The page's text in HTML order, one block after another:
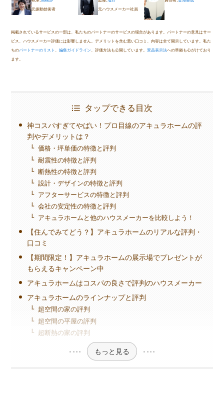
元振動技術者
元ハウスメーカー社員
掲載されているサービスの一部は、私たちのパートナーのサービスの場合があります。パートナーの意見はサー
ビス、ハウスメーカー評価には影響しません。デメリットを含む悪い口コミ、内容は全て開示しています。私た
ちのパートナーのリスト 、編集ガイドライン 、評価方法も公開しています。景品表示法への準拠も心がけており
ます。
タップできる目次
神コスパすぎてやばい！プロ目線のアキュラホームの評
判やデメリットは？
価格・坪単価の特徴と評判
耐震性の特徴と評判
断熱性の特徴と評判
設計・デザインの特徴と評判
アフターサービスの特徴と評判
会社の安定性の特徴と評判
アキュラホームと他のハウスメーカーを比較しよう！
【住んでみてどう？】アキュラホームのリアルな評判・
口コミ
【期間限定！】アキュラホームの展示場でプレゼントが
もらえるキャンペーン中
アキュラホームはコスパの良さで評判のハウスメーカー
アキュラホームのラインナップと評判
超空間の家の評判
超空間の平屋の評判
超断熱の家の評判
もっと見る